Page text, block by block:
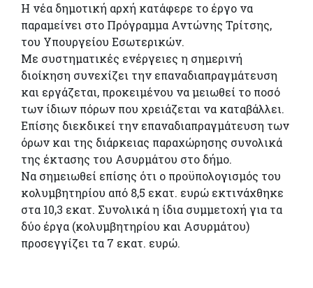
Η νέα δημοτική αρχή κατάφερε το έργο να
παραμείνει στο Πρόγραμμα Αντώνης Τρίτσης,
του Υπουργείου Εσωτερικών.
Με συστηματικές ενέργειες η σημερινή
διοίκηση συνεχίζει την επαναδιαπραγμάτευση
και εργάζεται, προκειμένου να μειωθεί το ποσό
των ίδιων πόρων που χρειάζεται να καταβάλλει.
Επίσης διεκδικεί την επαναδιαπραγμάτευση των
όρων και της διάρκειας παραχώρησης συνολικά
της έκτασης του Ασυρμάτου στο δήμο.
Να σημειωθεί επίσης ότι ο προϋπολογισμός του
κολυμβητηρίου από 8,5 εκατ. ευρώ εκτινάχθηκε
στα 10,3 εκατ. Συνολικά η ίδια συμμετοχή για τα
δύο έργα (κολυμβητηρίου και Ασυρμάτου)
προσεγγίζει τα 7 εκατ. ευρώ.